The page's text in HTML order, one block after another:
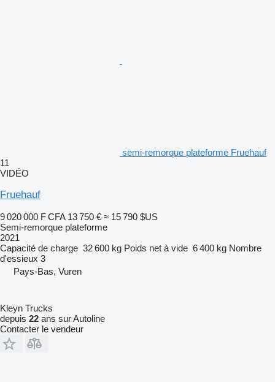
semi-remorque plateforme Fruehauf
11
VIDÉO
Fruehauf
9 020 000 F CFA 13 750 € ≈ 15 790 $US
Semi-remorque plateforme
2021
Capacité de charge 32 600 kg Poids net à vide 6 400 kg Nombre
d'essieux 3
Pays-Bas, Vuren
Kleyn Trucks
depuis 22 ans sur Autoline
Contacter le vendeur